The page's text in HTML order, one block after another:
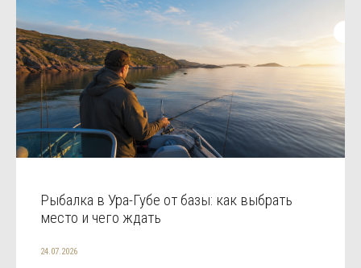
Рыбалка в Ура-Губе от базы: как выбрать
место и чего ждать
24.07.2026